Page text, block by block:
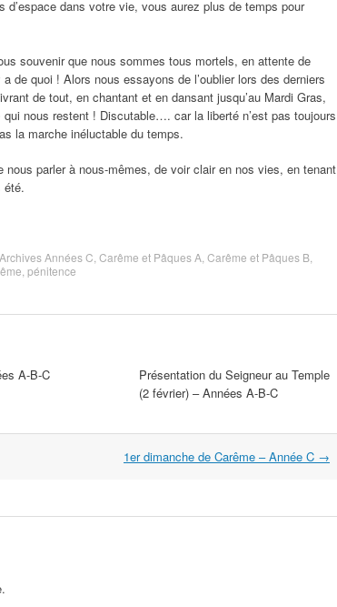
dans votre vie, vous aurez plus de temps pour
souvenir que nous sommes tous mortels, en attente de
quoi ! Alors nous essayons de l’oublier lors des derniers
de tout, en chantant et en dansant jusqu’au Mardi Gras,
qui nous restent ! Discutable…. car la liberté n’est pas toujours
la marche inéluctable du temps.
parler à nous-mêmes, de voir clair en nos vies, en tenant
été.
Archives Années C Carême et Pâques A Carême et Pâques B
pénitence
A-B-C
Présentation du Seigneur au Temple
(2 février) – Années A-B-C
1er dimanche de Carême – Année C →